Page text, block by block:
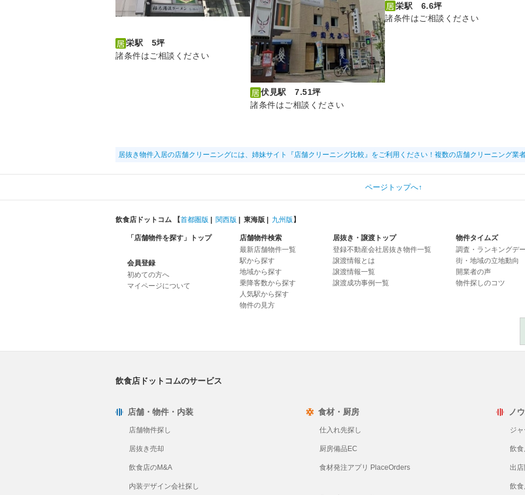
栄駅 5坪
諸条件はご相談ください
伏見駅 7.51坪
諸条件はご相談ください
栄駅 6.6坪
諸条件はご相談ください
居抜き物件入居の店舗クリーニングには、姉妹サイト『店舗クリーニング比較』をご利用ください！複数の店舗クリーニング業
ページトップへ↑
飲食店ドットコム 【首都圏版 | 関西版 | 東海版 | 九州版】
「店舗物件を探す」トップ
会員登録
初めての方へ
マイページについて
店舗物件検索
最新店舗物件一覧
駅から探す
地域から探す
乗降客数から探す
人気駅から探す
物件の見方
居抜き・譲渡トップ
登録不動産会社居抜き物件一覧
譲渡情報とは
譲渡情報一覧
譲渡成功事例一覧
物件タイムズ
調査・ランキングデ
街・地域の立地動向
開業者の声
物件探しのコツ
飲食店ドットコムのサービス
店舗・物件・内装
店舗物件探し
居抜き売却
飲食店のM&A
内装デザイン会社探し
食材・厨房
仕入れ先探し
厨房備品EC
食材発注アプリ PlaceOrders
ノ
ジ
飲
出
飲